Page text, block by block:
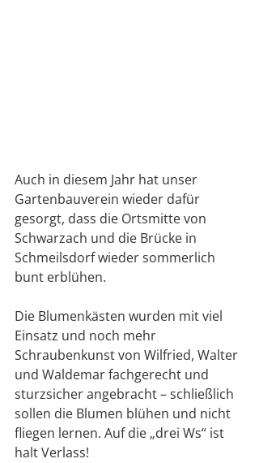
Auch in diesem Jahr hat unser
Gartenbauverein wieder dafür
gesorgt, dass die Ortsmitte von
Schwarzach und die Brücke in
Schmeilsdorf wieder sommerlich
bunt erblühen.
Die Blumenkästen wurden mit viel
Einsatz und noch mehr
Schraubenkunst von Wilfried, Walter
und Waldemar fachgerecht und
sturzsicher angebracht – schließlich
sollen die Blumen blühen und nicht
fliegen lernen. Auf die „drei Ws“ ist
halt Verlass!